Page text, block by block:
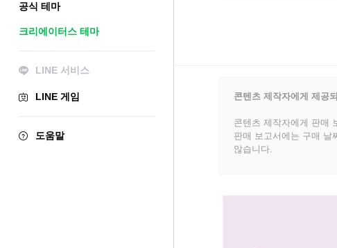
공식 테마
크리에이터스 테마
LINE 서비스
LINE 게임
도움말
콘텐츠 제작자에게 제공
콘텐츠 제작자에게 판매
판매 보고서에는 구매 날
않습니다.